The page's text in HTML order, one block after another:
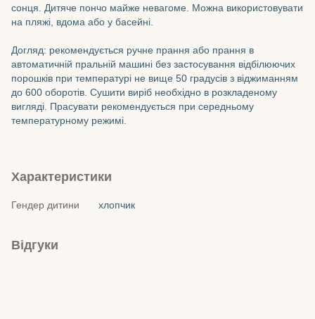
сонця. Дитяче пончо майже невагоме. Можна використовувати
на пляжі, вдома або у басейні.
Догляд: рекомендується ручне прання або прання в
автоматичній пральній машині без застосування відбілюючих
порошків при температурі не вище 50 градусів з віджиманням
до 600 оборотів. Сушити виріб необхідно в розкладеному
вигляді. Прасувати рекомендується при середньому
температурному режимі.
Характеристики
Гендер дитини хлопчик
Відгуки